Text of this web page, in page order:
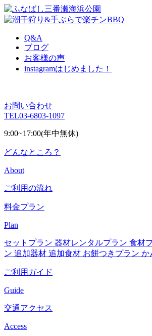
Q&A
ブログ
お客様の声
instagramはじめました！
お問い合わせ
TEL03-6803-1097
9:00~17:00(年中無休)
どんなところ？
About
ご利用の流れ
料金プラン
Plan
セットプラン 器材レンタルプラン 食材
ン 追加器材 追加食材 お餅つきプラン か
ご利用ガイド
Guide
交通アクセス
Access